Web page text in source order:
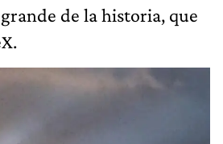
de la historia, que